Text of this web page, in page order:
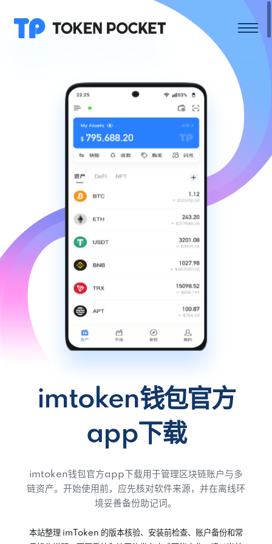
imtoken钱包官方
app下载
imtoken钱包官方app下载用于管理区块链账户与多
链资产。开始使用前，应先核对软件来源，并在离线环
境妥善备份助记词。
本站整理 imToken 的版本核验、安装前检查、账户备份和常